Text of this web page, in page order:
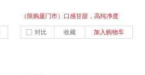
（限购厦门市）口感甘甜，高纯净度
对比 收藏 加入购物车